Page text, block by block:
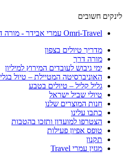
לינקים חשובים
Omri-Travel עמרי אבידר - מורה דרך
מדריך טיולים בצפון
מורה דרך
ימי גיבוש לעובדים המירוץ למיליון
האוניברסיטה המטיילת – טיול בגליל
גליל קליל – טיולים בטבע
טיולי שביל ישראל
חנות המוצרים שלנו
כתבו עלינו
הצטרפו למועדון ותזכו בהטבות
טופס אפיון פעילות
תקנון
מגזין עמרי Travel